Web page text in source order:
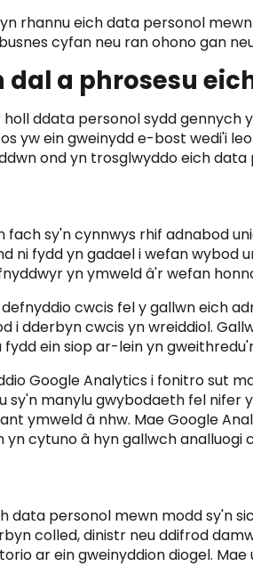
rhannu eich data personol
cyfan neu ran ohono gan
dal a phrosesu
holl ddata personol sydd gennych
yw ein gweinydd e-bost wedi'i
ond yn trosglwyddo eich
fach sy'n cynnwys rhif adnabod
ni fydd yn gadael i wefan wybod
yn ymweld â'r wefan
cwcis fel y gallwn eich
i dderbyn cwcis yn wreiddiol.
fydd ein siop ar-lein yn
Google Analytics i fonitro sut
sy'n manylu gwybodaeth fel nifer
ymweld â nhw. Mae Google
yn cytuno â hyn gallwch
data personol mewn modd sy'n
colled, dinistr neu ddifrod
ar ein gweinyddion diogel.